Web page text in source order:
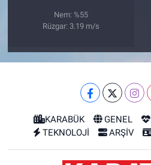
Nem: %55
Rüzgar: 3.19 m/s
KARABÜK GENEL
TEKNOLOJİ
ARŞİV